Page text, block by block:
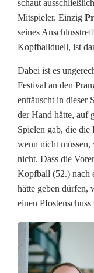
n
R
i
c
h
t
u
n
g
D
r
schaut
Mitspieler. Einzig
seines
Kopfballduell, ist
Dabei ist es
Festival an den
enttäuscht in dieser
der Hand hätte, auf
Spielen gab, die die
wenn nicht müssen,
nicht. Dass die
Kopfball (52.) nach
hätte geben dürfen,
einen